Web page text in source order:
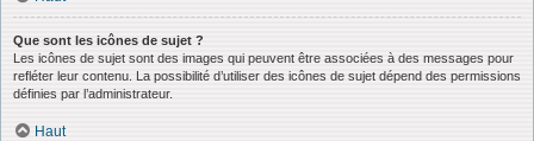
Que sont les icônes de sujet ?
Les icônes de sujet sont des images qui peuvent être associées à des messages pour
refléter leur contenu. La possibilité d’utiliser des icônes de sujet dépend des permissions
définies par l’administrateur.
Haut